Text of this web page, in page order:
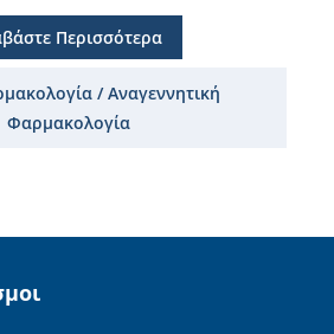
Περισσότερα
/ Αναγεννητική
Φαρμακολογία